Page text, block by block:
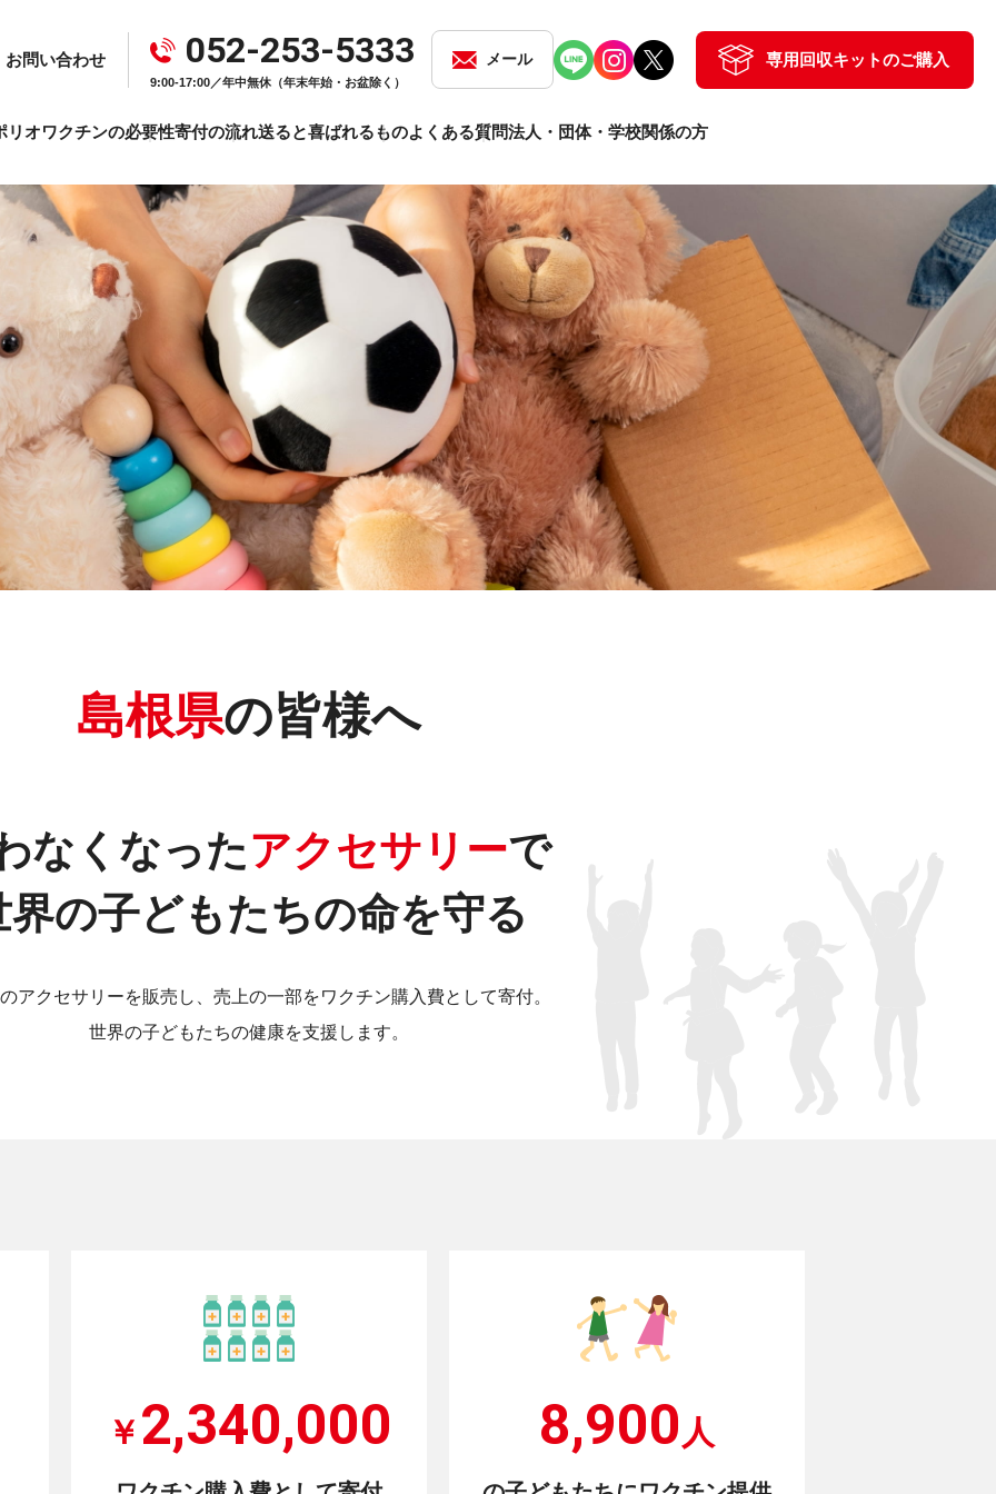
お問い合わせ 052-253-5333
9:00-17:00／年中無休（年末年始・お盆除く）
メール 専用回収キットのご購入
リオワクチンの必要性寄付の流れ送ると喜ばれるものよくある質問法人・団体・学校関係の方
島根県の皆様へ
なくなったアクセサリーで
界の子どもたちの命を守る
アクセサリーを販売し、売上の一部をワクチン購入費として寄付。
世界の子どもたちの健康を支援します。
￥ 2,340,000 8,900 人